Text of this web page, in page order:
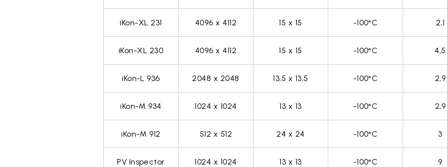
iKon-XL 231 4096 x 4112 15 x 15 -100°C 2,1
iKon-XL 230 4096 x 4112 15 x 15 -100°C 4,5
iKon-L 936 2048 x 2048 13,5 x 13,5 -100°C 2,9
iKon-M 934 1024 x 1024 13 x 13 -100°C 2,9
iKon-M 912 512 x 512 24 x 24 -100°C 3
PV Inspector 1024 x 1024 13 x 13 -100°C 9